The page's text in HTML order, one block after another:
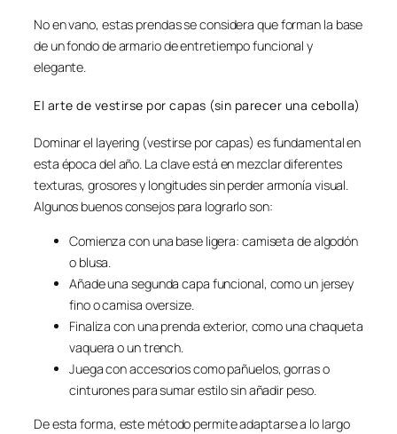
No en vano, estas prendas se considera que forman la base
de un fondo de armario de entretiempo funcional y
elegante.
El arte de vestirse por capas (sin parecer una cebolla)
Dominar el layering (vestirse por capas) es fundamental en
esta época del año. La clave está en mezclar diferentes
texturas, grosores y longitudes sin perder armonía visual.
Algunos buenos consejos para lograrlo son:
Comienza con una base ligera: camiseta de algodón
o blusa.
Añade una segunda capa funcional, como un jersey
fino o camisa oversize.
Finaliza con una prenda exterior, como una chaqueta
vaquera o un trench.
Juega con accesorios como pañuelos, gorras o
cinturones para sumar estilo sin añadir peso.
De esta forma, este método permite adaptarse a lo largo